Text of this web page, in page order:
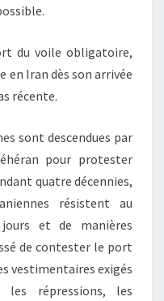
du voile obligatoire,
en Iran dès son arrivée
récente.
sont descendues par
pour protester
quatre décennies,
résistent au
et de manières
de contester le port
vestimentaires exigés
répressions, les